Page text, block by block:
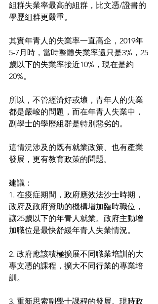
組群失業率最高的組群，比文憑/證書的
學歷組群更嚴重。
其實年青人的失業率一直高企，2019年
5-7月時，當時整體失業率還只是3%，25
歲以下的失業率接近10%，現在是約
20%。
所以，不管經濟好或壞，青年人的失業
都是嚴峻的問題，而在年青人失業中，
副學士的學歷組群是特別惡劣的。
這情況涉及的既有就業政策、也有產業
發展，更有教育政策的問題。
建議：
1. 在疫症期間，政府應效法沙士時期，
政府及政府資助的機構增加臨時職位，
讓25歲以下的年青人就業。政府主動增
加職位是最快舒緩年青人失業情況。
2. 政府應該積極擴展不同職業培訓的大
專文憑的課程，擴大不同行業的專業培
訓。
3. 重新思索副學士課程的發展。現時政